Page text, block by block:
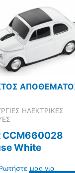
ΗΛΕΚΤΡΙΚΕΣ
CCM660028
White
μας για